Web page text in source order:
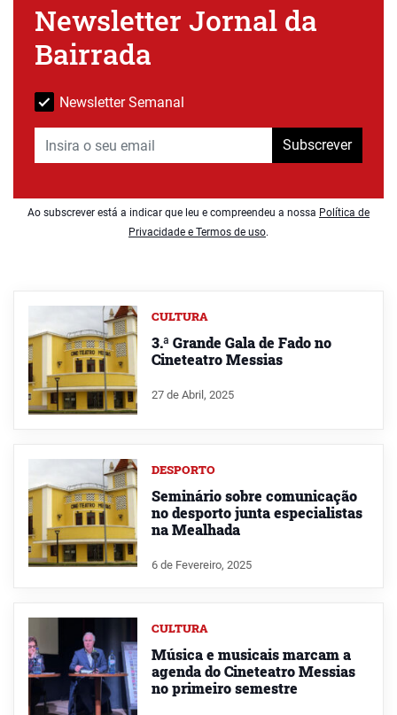
Newsletter Jornal da
Bairrada
Newsletter Semanal
Subscrever
Ao subscrever está a indicar que leu e compreendeu a nossa Política de
Privacidade e Termos de uso.
CULTURA
3.ª Grande Gala de Fado no
Cineteatro Messias
27 de Abril, 2025
DESPORTO
Seminário sobre comunicação
no desporto junta especialistas
na Mealhada
6 de Fevereiro, 2025
CULTURA
Música e musicais marcam a
agenda do Cineteatro Messias
no primeiro semestre